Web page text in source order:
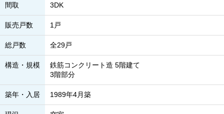
間取 3DK
販売戸数 1戸
総戸数 全29戸
構造・規模
鉄筋コンクリート造 5階建て
3階部分
築年・入居 1989年4月築